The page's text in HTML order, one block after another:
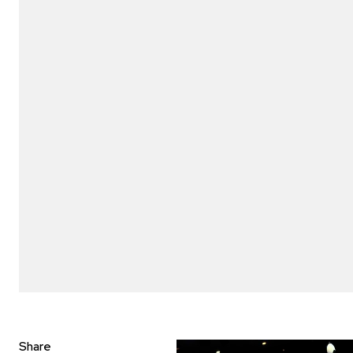
Share